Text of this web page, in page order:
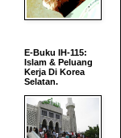
E-Buku IH-115:
Islam & Peluang
Kerja Di Korea
Selatan.